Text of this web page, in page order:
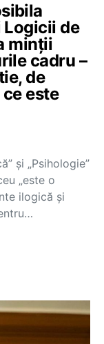
Logicii de
minții
cadru –
de
este
și „Psihologie”
„este o
ilogică și